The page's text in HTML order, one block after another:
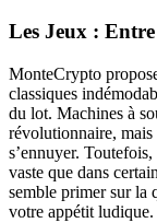
Les Jeux :
MonteCrypto
classiques
du lot. Machines à
révolutionnaire, mais
s’ennuyer.
vaste que dans
semble primer sur la
votre appétit ludique.